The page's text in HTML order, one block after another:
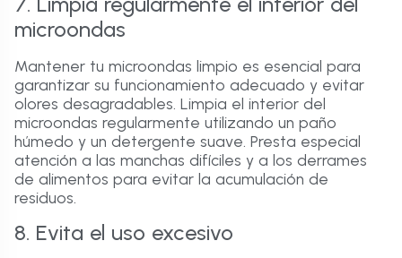
microondas
Mantener tu microondas limpio es esencial para
garantizar su funcionamiento adecuado y evitar
olores desagradables. Limpia el interior del
microondas regularmente utilizando un paño
húmedo y un detergente suave. Presta especial
atención a las manchas difíciles y a los derrames
de alimentos para evitar la acumulación de
residuos.
8. Evita el uso excesivo